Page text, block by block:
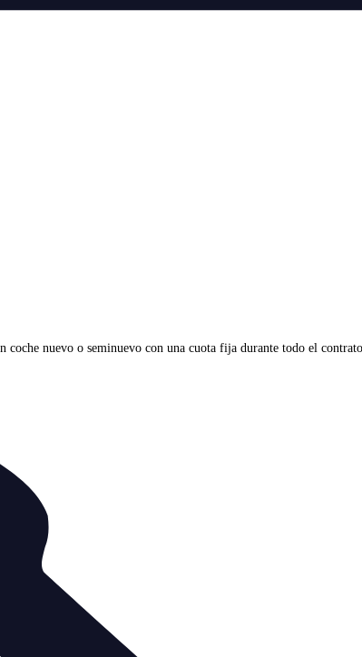
coche nuevo o seminuevo con una cuota fija durante todo el